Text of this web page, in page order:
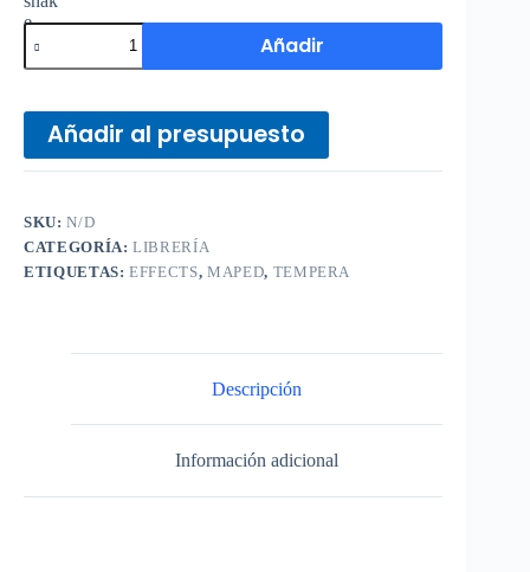
Añadir
Añadir al presupuesto
SKU:N/D
CATEGORÍA:LIBRERÍA
ETIQUETAS:EFFECTS,MAPED, TEMPERA
Descripción
Información adicional